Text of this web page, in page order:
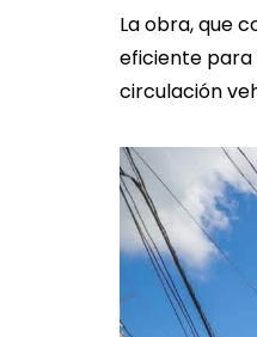
La obra, que
eficiente para
circulación